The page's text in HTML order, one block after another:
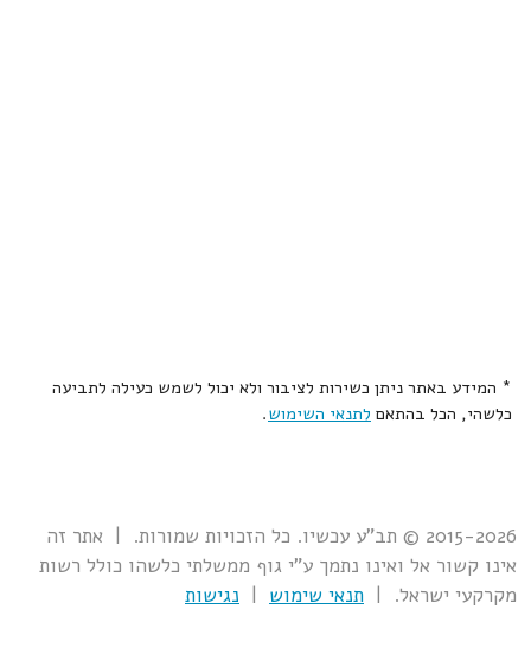
* המידע באתר ניתן כשירות לציבור ולא יכול לשמש כעילה לתביעה
כלשהי, הכל בהתאם לתנאי השימוש.
2015-2026 © תב"ע עכשיו. כל הזכויות שמורות. | אתר זה
אינו קשור אל ואינו נתמך ע"י גוף ממשלתי כלשהו כולל רשות
מקרקעי ישראל. | תנאי שימוש | נגישות